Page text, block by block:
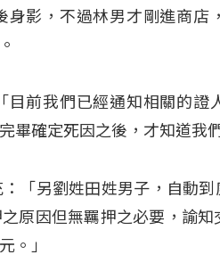
身影，不過林男才剛進商店
目前我們已經通知相關的證
畢確定死因之後，才知道我
「另劉姓田姓男子，自動
原因但無羈押之必要，諭
。」